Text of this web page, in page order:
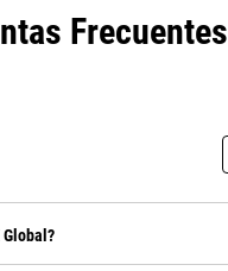
Frecuentes
Global?